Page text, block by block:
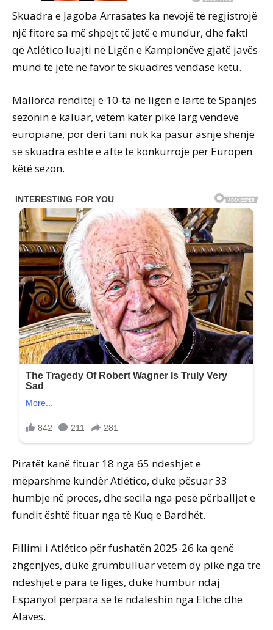
Skuadra e Jagoba Arrasates ka nevojë të regjistrojë
një fitore sa më shpejt të jetë e mundur, dhe fakti
që Atlético luajti në Ligën e Kampionëve gjatë javës
mund të jetë në favor të skuadrës vendase këtu.
Mallorca renditej e 10-ta në ligën e lartë të Spanjës
sezonin e kaluar, vetëm katër pikë larg vendeve
europiane, por deri tani nuk ka pasur asnjë shenjë
se skuadra është e aftë të konkurrojë për Europën
këtë sezon.
Piratët kanë fituar 18 nga 65 ndeshjet e
mëparshme kundër Atlético, duke pësuar 33
humbje në proces, dhe secila nga pesë përballjet e
fundit është fituar nga të Kuq e Bardhët.
Fillimi i Atlético për fushatën 2025-26 ka qenë
zhgënjyes, duke grumbulluar vetëm dy pikë nga tre
ndeshjet e para të ligës, duke humbur ndaj
Espanyol përpara se të ndaleshin nga Elche dhe
Alaves.